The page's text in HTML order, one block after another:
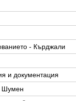
- Кърджали
и документация
Шумен